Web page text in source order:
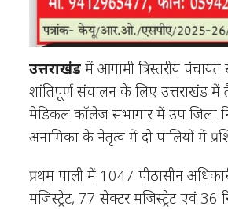
उत्तराखंड में आगामी त्रिस्तरीय
शांतिपूर्ण संचालन के लिए उत्तराखंड में
मेडिकल कॉलेज सभागार में उप जिला
अनामिका के नेतृत्व में दो पालियों में
प्रथम पाली में 1047 पीठासीन
मजिस्ट्रेट, 77 सेक्टर मजिस्ट्रेट एवं 36